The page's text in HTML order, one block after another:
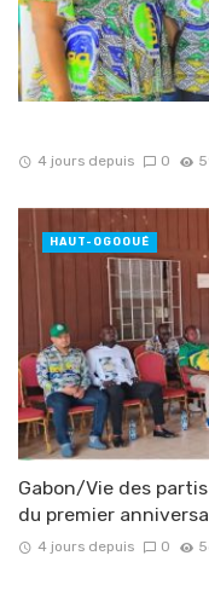
4 jours depuis 0
Gabon/Vie des
du premier
4 jours depuis 0
HAUT-OGOOUÉ